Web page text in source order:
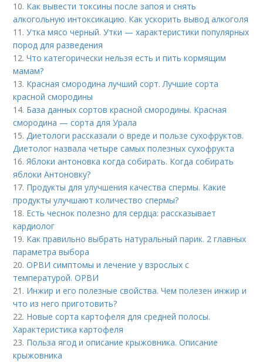
10. Как вывести токсины после запоя и снять
алкогольную интоксикацию. Как ускорить вывод алкоголя
11.Утка мясо черный. Утки — характеристики популярных
пород для разведения
12.Что категорически нельзя есть и пить кормящим
мамам?
13. Красная смородина лучший сорт. Лучшие сорта
красной смородины
14. База данных сортов красной смородины. Красная
смородина — сорта для Урала
15.Диетологи рассказали о вреде и пользе сухофруктов.
Диетолог назвала четыре самых полезных сухофрукта
16.Яблоки антоновка когда собирать. Когда собирать
яблоки Антоновку?
17. Продукты для улучшения качества спермы. Какие
продукты улучшают количество спермы?
18. Есть чеснок полезно для сердца: рассказывает
кардиолог
19. Как правильно выбрать натуральный парик. 2 главных
параметра выбора
20.ОРВИ симптомы и лечение у взрослых с
температурой. ОРВИ
21. Инжир и его полезные свойства. Чем полезен инжир и
что из него приготовить?
22. Новые сорта картофеля для средней полосы.
Характеристика картофеля
23. Польза ягод и описание крыжовника. Описание
крыжовника